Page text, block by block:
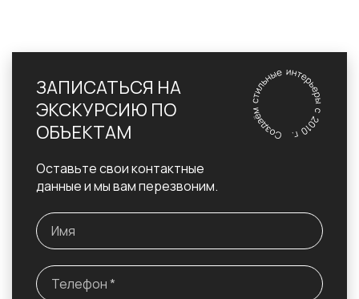
ЗАПИСАТЬСЯ НА
ЭКСКУРСИЮ ПО
ОБЪЕКТАМ
Оставьте свои контактные
данные и мы вам перезвоним.